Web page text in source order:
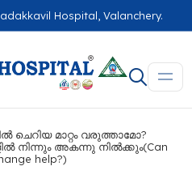
Hospital, Valanchery.
ചെറിയ മാറ്റം വരുത്താമോ?
നിന്നും അകന്നു നിൽക്കും(Can
help?)